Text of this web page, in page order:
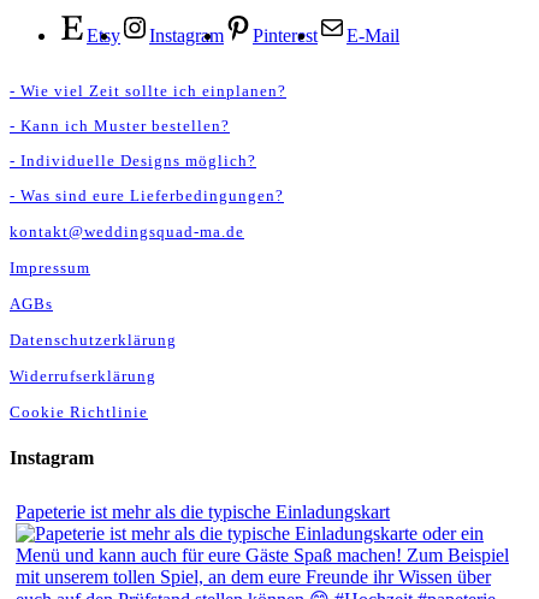
Etsy Instagram Pinterest E-Mail
- Wie viel Zeit sollte ich einplanen?
- Kann ich Muster bestellen?
- Individuelle Designs möglich?
- Was sind eure Lieferbedingungen?
kontakt@weddingsquad-ma.de
Impressum
AGBs
Datenschutzerklärung
Widerrufserklärung
Cookie Richtlinie
Instagram
Papeterie ist mehr als die typische Einladungskart